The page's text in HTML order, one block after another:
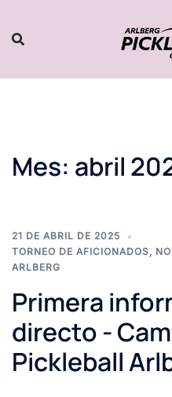
contenido
Mes: abril
21 DE ABRIL DE 2025
TORNEO DE AFICIONADOS,
ARLBERG
Primera
directo -
Pickleball